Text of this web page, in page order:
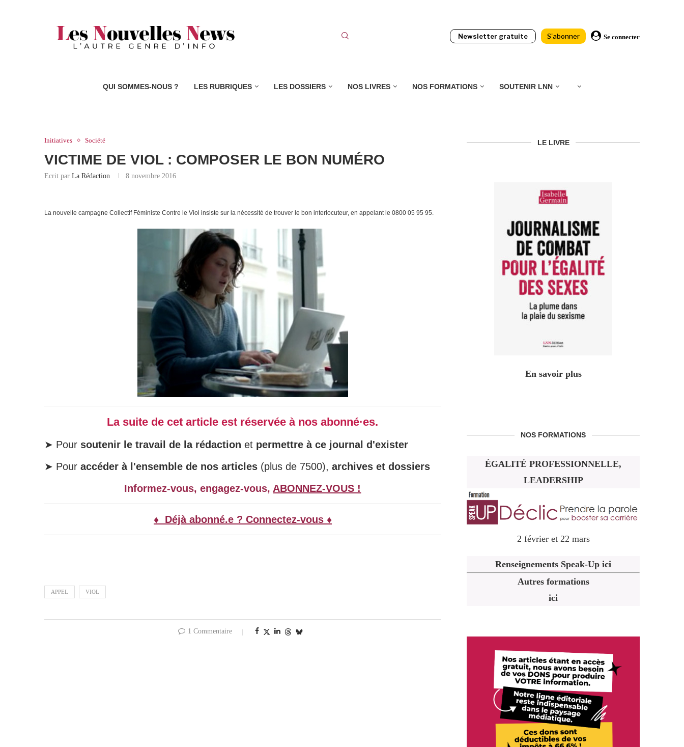
Newsletter gratuite S'abonner Se connecter
QUI SOMMES-NOUS ? LES RUBRIQUES LES DOSSIERS NOS LIVRES NOS FORMATIONS SOUTENIR LNN
Initiatives Société
VICTIME DE VIOL : COMPOSER LE BON NUMÉRO
Ecrit par La Rédaction 8 novembre 2016
La nouvelle campagne Collectif Féministe Contre le Viol insiste sur la nécessité de trouver le bon interlocuteur, en appelant le 0800 05 95 95.
La suite de cet article est réservée à nos abonné·es.
➤ Pour soutenir le travail de la rédaction et permettre à ce journal d'exister
➤ Pour accéder à l'ensemble de nos articles (plus de 7500), archives et dossiers
Informez-vous, engagez-vous, ABONNEZ-VOUS !
♦ Déjà abonné.e ? Connectez-vous ♦
APPEL VIOL
1 Commentaire
LE LIVRE
En savoir plus
NOS FORMATIONS
ÉGALITÉ PROFESSIONNELLE,
LEADERSHIP
2 février et 22 mars
Renseignements Speak-Up ici
Autres formations
ici